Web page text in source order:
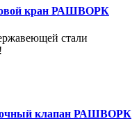
кран РАШВОРК
стали
клапан РАШВОРК